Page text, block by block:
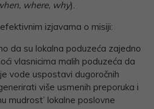
where, why).
izjavama o misiji:
da su lokalna poduzeća zajedno
vlasnicima malih poduzeća da
vode uspostavi dugoročnih
više usmenih preporuka i
mudrost’ lokalne poslovne